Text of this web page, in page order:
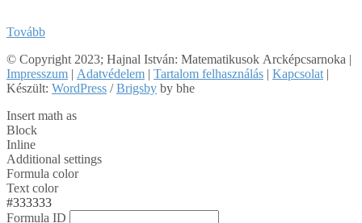
Tovább
2018-
03-
31
© Copyright 2023; Hajnal István: Matematikusok Arcképcsarnoka |
Impresszum | Adatvédelem | Tartalom felhasználás | Kapcsolat |
Készült: WordPress /Brigsby by bhe
Insert math as
Block
Inline
Additional settings
Formula color
Text color
#333333
Formula ID